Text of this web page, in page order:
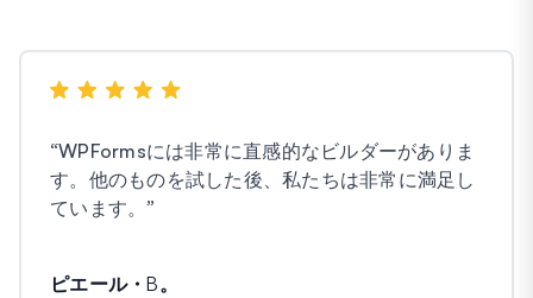
“WPFormsには非常に直感的なビルダーがありま
す。他のものを試した後、私たちは非常に満足し
ています。”
ピエール・B。